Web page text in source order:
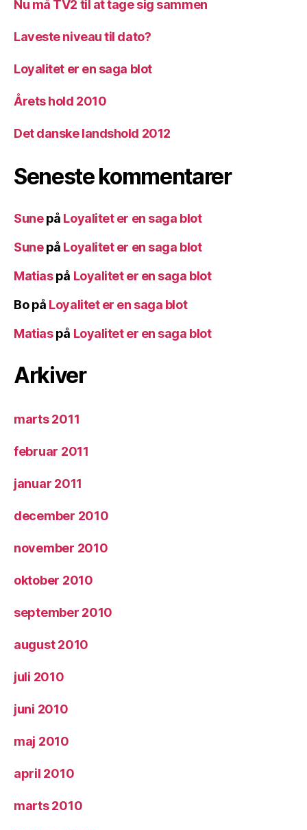
Nu må TV2 til at tage sig sammen
Laveste niveau til dato?
Loyalitet er en saga blot
Årets hold 2010
Det danske landshold 2012
Seneste kommentarer
Sunepå Loyalitet er en saga blot
Sunepå Loyalitet er en saga blot
Matiaspå Loyalitet er en saga blot
Bopå Loyalitet er en saga blot
Matiaspå Loyalitet er en saga blot
Arkiver
marts 2011
februar 2011
januar 2011
december 2010
november 2010
oktober 2010
september 2010
august 2010
juli 2010
juni 2010
maj 2010
april 2010
marts 2010